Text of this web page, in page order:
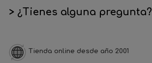
> ¿Tienes alguna pregunta?
Tienda online desde año 2001